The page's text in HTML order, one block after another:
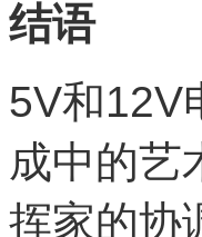
结语
5V和12V
成中的艺
挥家的协